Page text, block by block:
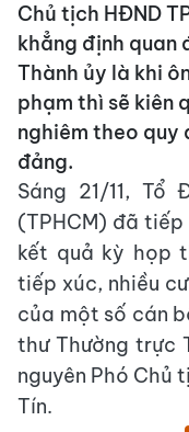
Chủ tịch HĐND
khẳng định quan
Thành ủy là khi
phạm thì sẽ kiên
nghiêm theo quy
đảng.
Sáng 21/11,
(TPHCM) đã
kết quả kỳ họp
tiếp xúc, nhiều
của một số cán
thư Thường trực
nguyên Phó Chủ
Tín.